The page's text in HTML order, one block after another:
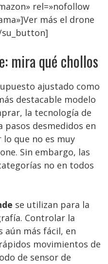
rel=»nofollow
más el drone
su_button]
mira qué chollos
ajustado como
destacable modelo
la tecnología de
pasos desmedidos en
que no es muy
Sin embargo, las
no en todos
se utilizan para la
Controlar la
aún más fácil, en
movimientos de
de sensor de